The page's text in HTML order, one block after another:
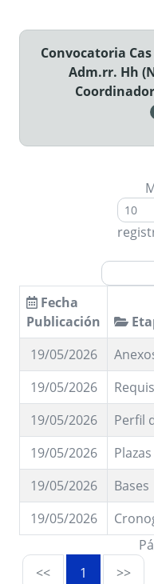
Convocatoria Cas
Adm.rr. Hh
Fecha
Publicación
19/05/2026
19/05/2026
19/05/2026
Perfil
19/05/2026
19/05/2026
Bases
19/05/2026
<<
1 >>